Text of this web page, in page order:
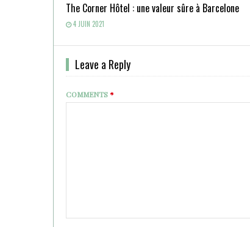
The Corner Hôtel : une valeur sûre à Barcelone
4 JUIN 2021
Leave a Reply
COMMENTS*